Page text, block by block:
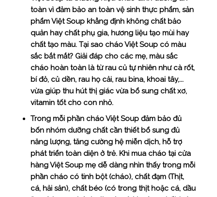
toàn vì đảm bảo an toàn vệ sinh thực phẩm, sản
phẩm Việt Soup khẳng định không chất bảo
quản hay chất phụ gia, hương liệu tạo mùi hay
chất tạo màu. Tại sao cháo Việt Soup có màu
sắc bắt mắt? Giải đáp cho các mẹ, màu sắc
cháo hoàn toàn là từ rau củ tự nhiên như cà rốt,
bí đỏ, củ dền, rau họ cải, rau bina, khoai tây,...
vừa giúp thu hút thị giác vừa bổ sung chất xơ,
vitamin tốt cho con nhỏ.
Trong mỗi phần cháo Việt Soup đảm bảo đủ
bốn nhóm dưỡng chất cần thiết bổ sung đủ
năng lượng, tăng cường hệ miễn dịch, hỗ trợ
phát triển toàn diện ở trẻ. Khi mua cháo tại cửa
hàng Việt Soup mẹ dễ dàng nhìn thấy trong mỗi
phần cháo có tinh bột (cháo), chất đạm (Thịt,
cá, hải sản), chất béo (có trong thịt hoặc cá, dầu